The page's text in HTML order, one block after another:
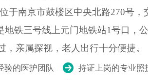
南京市鼓楼区中央北路270号，
地铁三号线上元门地铁站1号口，
，亲属探视，老人出行十分便捷。
验的医护团队 持证上岗的专业照